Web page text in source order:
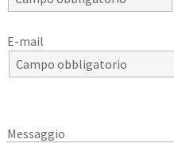
E-mail
Messaggio